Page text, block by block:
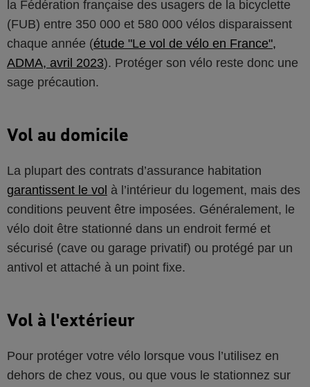
la Fédération française des usagers de la bicyclette
(FUB) entre 350 000 et 580 000 vélos disparaissent
chaque année (étude "Le vol de vélo en France",
ADMA, avril 2023). Protéger son vélo reste donc une
sage précaution.
Vol au domicile
La plupart des contrats d’assurance habitation
garantissent le vol à l’intérieur du logement, mais des
conditions peuvent être imposées. Généralement, le
vélo doit être stationné dans un endroit fermé et
sécurisé (cave ou garage privatif) ou protégé par un
antivol et attaché à un point fixe.
Vol à l'extérieur
Pour protéger votre vélo lorsque vous l’utilisez en
dehors de chez vous, ou que vous le stationnez sur